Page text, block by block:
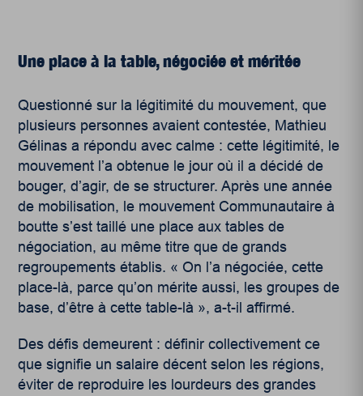
Une place à la table, négociée et méritée
Questionné sur la légitimité du mouvement, que
plusieurs personnes avaient contestée, Mathieu
Gélinas a répondu avec calme : cette légitimité, le
mouvement l’a obtenue le jour où il a décidé de
bouger, d’agir, de se structurer. Après une année
de mobilisation, le mouvement Communautaire à
boutte s’est taillé une place aux tables de
négociation, au même titre que de grands
regroupements établis. « On l’a négociée, cette
place-là, parce qu’on mérite aussi, les groupes de
base, d’être à cette table-là », a-t-il affirmé.
Des défis demeurent : définir collectivement ce
que signifie un salaire décent selon les régions,
éviter de reproduire les lourdeurs des grandes